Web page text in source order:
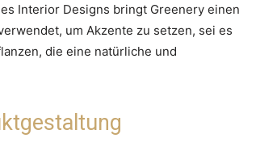
Interior Designs bringt Greenery einen
um Akzente zu setzen, sei es
die eine natürliche und